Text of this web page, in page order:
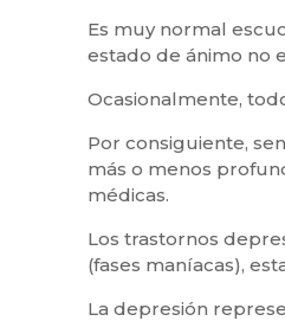
Es muy normal
estado de ánimo no
Ocasionalmente,
Por consiguiente,
más o menos
médicas.
Los trastornos
(fases maníacas),
La depresión